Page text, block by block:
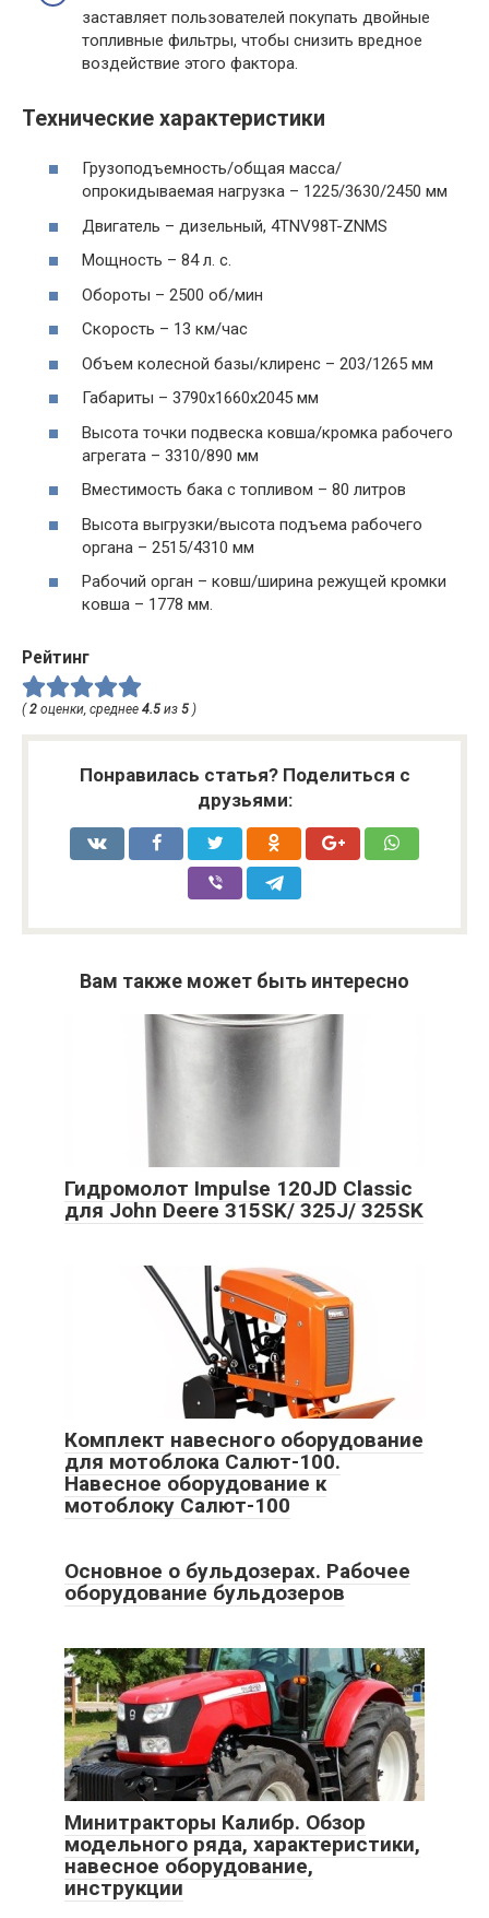
заставляет пользователей покупать двойные
топливные фильтры, чтобы снизить вредное
воздействие этого фактора.
Технические характеристики
Грузоподъемность/общая масса/
опрокидываемая нагрузка – 1225/3630/2450 мм
Двигатель – дизельный, 4TNV98T-ZNMS
Мощность – 84 л. с.
Обороты – 2500 об/мин
Скорость – 13 км/час
Объем колесной базы/клиренс – 203/1265 мм
Габариты – 3790х1660х2045 мм
Высота точки подвеска ковша/кромка рабочего
агрегата – 3310/890 мм
Вместимость бака с топливом – 80 литров
Высота выгрузки/высота подъема рабочего
органа – 2515/4310 мм
Рабочий орган – ковш/ширина режущей кромки
ковша – 1778 мм.
Рейтинг
( 2 оценки, среднее 4.5 из 5 )
Понравилась статья? Поделиться с
друзьями:
Вам также может быть интересно
Гидромолот Impulse 120JD Classic
для John Deere 315SK/ 325J/ 325SK
Комплект навесного оборудование
для мотоблока Салют-100.
Навесное оборудование к
мотоблоку Салют-100
Основное о бульдозерах. Рабочее
оборудование бульдозеров
Минитракторы Калибр. Обзор
модельного ряда, характеристики,
навесное оборудование,
инструкции